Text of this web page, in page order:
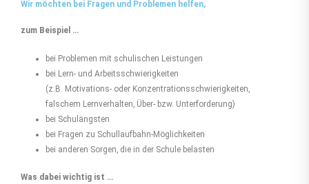
Wir möchten bei Fragen und Problemen helfen,
zum Beispiel …
bei Problemen mit schulischen Leistungen
bei Lern- und Arbeitsschwierigkeiten
(z.B. Motivations- oder Konzentrationsschwierigkeiten,
falschem Lernverhalten, Über- bzw. Unterforderung)
bei Schulängsten
bei Fragen zu Schullaufbahn-Möglichkeiten
bei anderen Sorgen, die in der Schule belasten
Was dabei wichtig ist …